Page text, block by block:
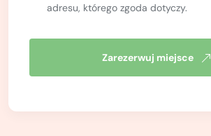
adresu, którego zgoda dotyczy.
Zarezerwuj miejsce